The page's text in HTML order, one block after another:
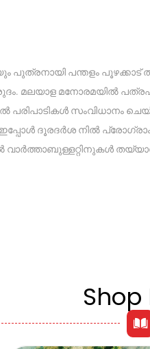
പന്തളം പൂഴക്കാട്
മലയാള മനോരമയിൽ
സംവിധാനം
ദൂരദർശ നിൽ
വാർത്താബുള്ളറ്റിനുകൾ
Shop